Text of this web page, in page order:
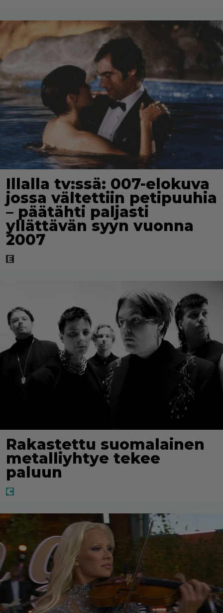
Illalla tv:ssä: 007-elokuva
jossa vältettiin petipuuhia
– päätähti paljasti
yllättävän syyn vuonna
2007
Rakastettu suomalainen
metalliyhtye tekee
paluun